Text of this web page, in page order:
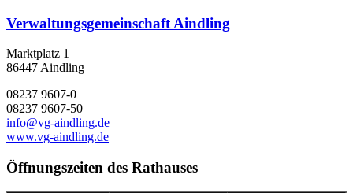
Verwaltungsgemeinschaft Aindling
Marktplatz 1
86447 Aindling
08237 9607-0
08237 9607-50
info@vg-aindling.de
www.vg-aindling.de
Öffnungszeiten des Rathauses